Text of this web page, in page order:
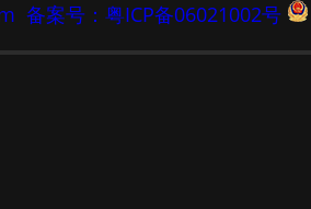
备案号：粤ICP备06021002号